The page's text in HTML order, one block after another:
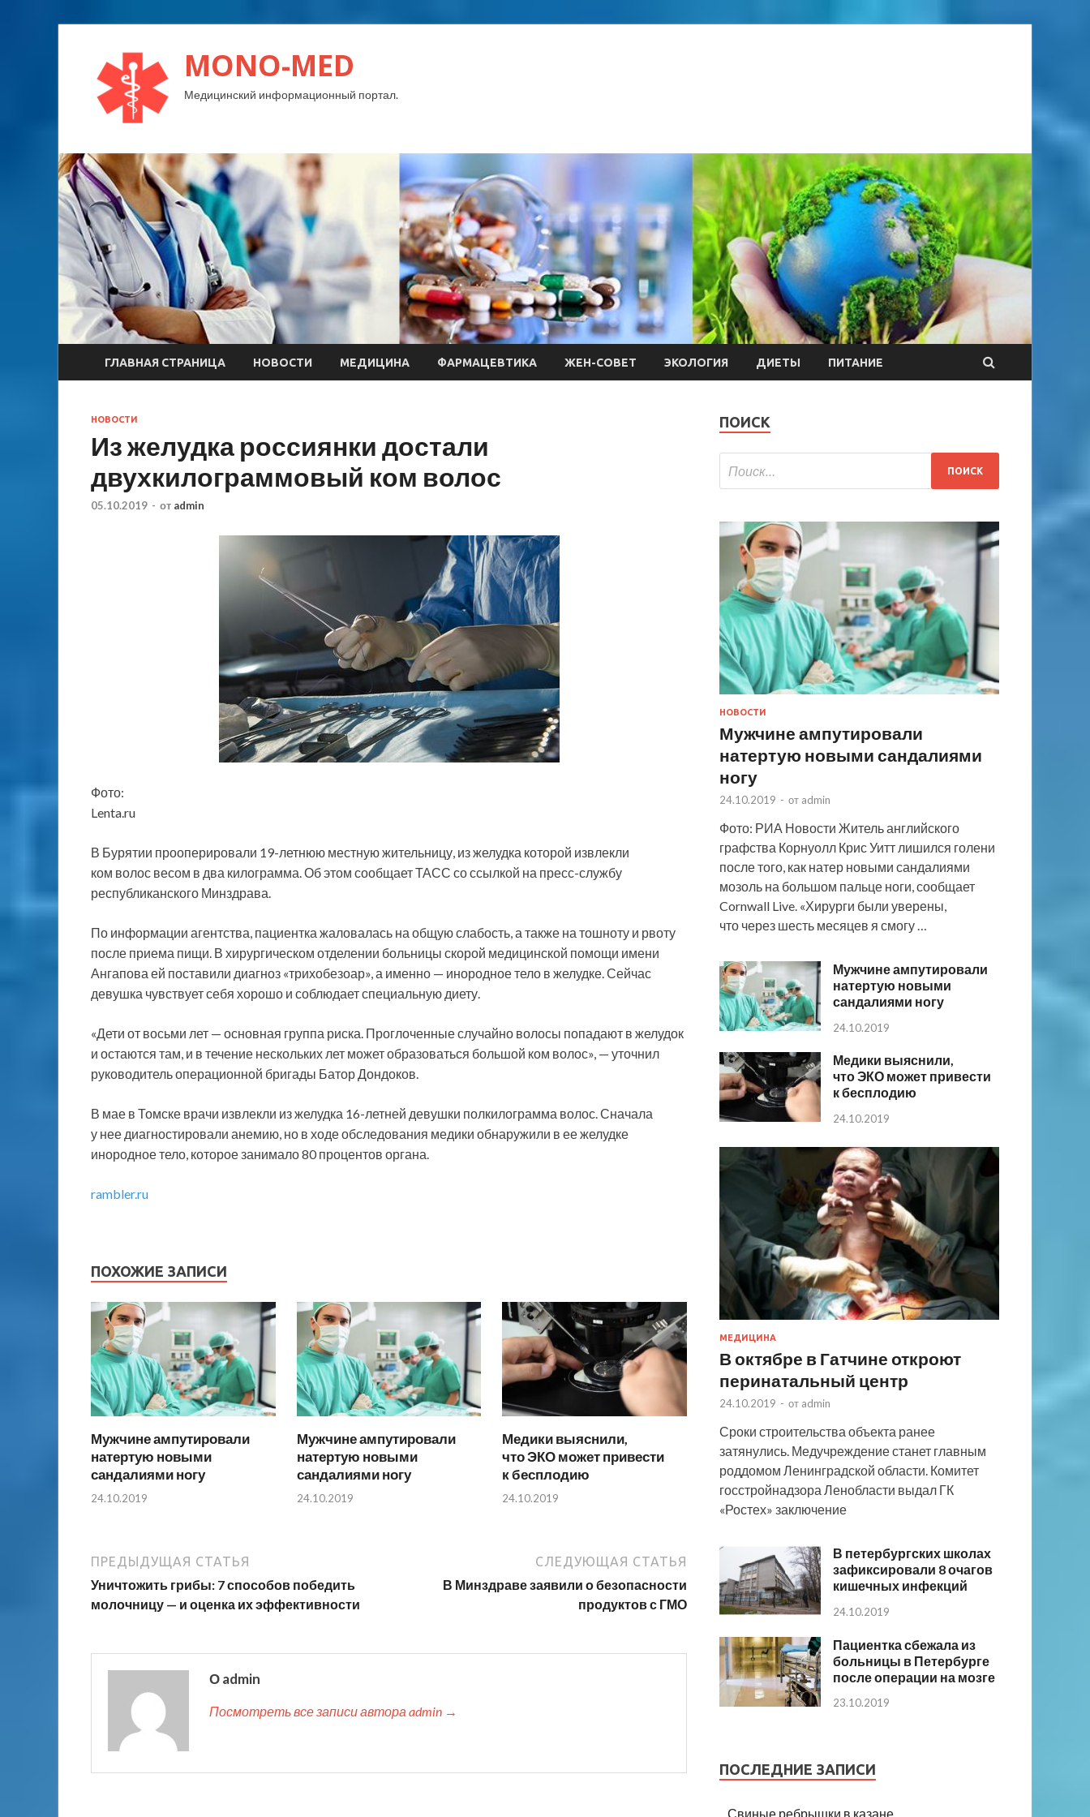
MONO-MED
Медицинский информационный портал.
ГЛАВНАЯ СТРАНИЦА НОВОСТИ МЕДИЦИНА ФАРМАЦЕВТИКА ЖЕН-СОВЕТ ЭКОЛОГИЯ ДИЕТЫ ПИТАНИЕ
НОВОСТИ
Из желудка россиянки достали
двухкилограммовый ком волос
05.10.2019 - от admin
Фото:
Lenta.ru
В Бурятии прооперировали 19-летнюю местную жительницу, из желудка которой извлекли
ком волос весом в два килограмма. Об этом сообщает ТАСС со ссылкой на пресс-службу
республиканского Минздрава.
По информации агентства, пациентка жаловалась на общуюслабость, а также на тошноту и рвоту
после приема пищи. В хирургическом отделении больницы скорой медицинской помощи имени
Ангапова ей поставили диагноз «трихобезоар», а именно — инородное тело в желудке. Сейчас
девушка чувствует себя хорошо и соблюдает специальную диету.
«Дети от восьми лет — основная группа риска. Проглоченные случайно волосы попадают в желудок
и остаются там, и в течение нескольких лет может образоваться большой ком волос», — уточнил
руководитель операционной бригады Батор Дондоков.
В мае в Томске врачи извлекли из желудка 16-летней девушки полкилограмма волос. Сначала
у нее диагностировали анемию, но в ходе обследования медики обнаружили в ее желудке
инородное тело, которое занимало 80 процентов органа.
rambler.ru
ПОХОЖИЕ ЗАПИСИ
Мужчине ампутировали
натертую новыми
сандалиями ногу
24.10.2019
Мужчине ампутировали
натертую новыми
сандалиями ногу
24.10.2019
Медики выяснили,
что ЭКО может привести
к бесплодию
24.10.2019
ПРЕДЫДУЩАЯ СТАТЬЯ
Уничтожить грибы: 7 способов победить
молочницу — и оценка их эффективности
СЛЕДУЮЩАЯ СТАТЬЯ
В Минздраве заявили о безопасности
продуктов с ГМО
О admin
Посмотреть все записи автора admin →
ПОИСК
НОВОСТИ
Мужчине ампутировали
натертую новыми сандалиями
ногу
24.10.2019 - от admin
Фото: РИА Новости Житель английского
графства Корнуолл Крис Уитт лишился голени
после того, как натер новыми сандалиями
мозоль на большом пальце ноги, сообщает
Cornwall Live. «Хирурги были уверены,
что через шесть месяцев я смогу …
Мужчине ампутировали
натертую новыми
сандалиями ногу
24.10.2019
Медики выяснили,
что ЭКО может привести
к бесплодию
24.10.2019
МЕДИЦИНА
В октябре в Гатчине откроют
перинатальный центр
24.10.2019 - от admin
Сроки строительства объекта ранее
затянулись. Медучреждение станет главным
роддомом Ленинградской области. Комитет
госстройнадзора Ленобласти выдал ГК
«Ростех» заключение
В петербургских школах
зафиксировали 8 очагов
кишечных инфекций
24.10.2019
Пациентка сбежала из
больницы в Петербурге
после операции на мозге
23.10.2019
ПОСЛЕДНИЕ ЗАПИСИ
Свиные ребрышки в казане